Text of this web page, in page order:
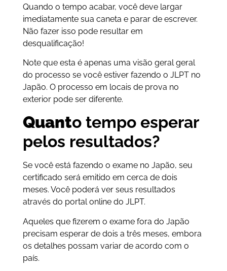
Quando o tempo acabar, você deve largar
imediatamente sua caneta e parar de escrever.
Não fazer isso pode resultar em
desqualificação!
Note que esta é apenas uma visão geral geral
do processo se você estiver fazendo o JLPT no
Japão. O processo em locais de prova no
exterior pode ser diferente.
Quanto tempo esperar
pelos resultados?
Se você está fazendo o exame no Japão, seu
certificado será emitido em cerca de dois
meses. Você poderá ver seus resultados
através do portal online do JLPT.
Aqueles que fizerem o exame fora do Japão
precisam esperar de dois a três meses, embora
os detalhes possam variar de acordo com o
país.